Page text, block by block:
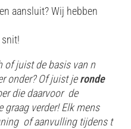
aansluit? Wij hebben
of juist de basis van n
onder? Of juist jeronde
die daarvoor de
verder! Elk mens
of aanvulling tijdens t